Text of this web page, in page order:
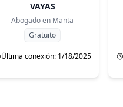
VAYAS
Abogado en Manta
Gratuito
Última conexión: 1/18/2025